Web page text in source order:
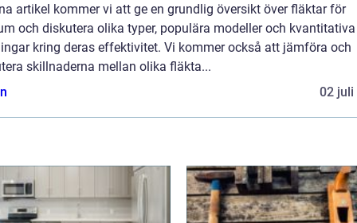
artikel kommer vi att ge en grundlig översikt över fläktar för
och diskutera olika typer, populära modeller och kvantitativa
kring deras effektivitet. Vi kommer också att jämföra och
skillnaderna mellan olika fläkta...
02 juli